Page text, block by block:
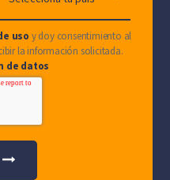
uso y doy consentimiento al
la información solicitada.
de datos